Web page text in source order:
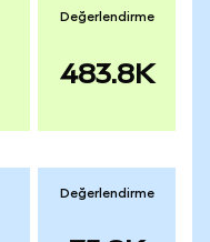
Değerlendirme
483.8K
Değerlendirme